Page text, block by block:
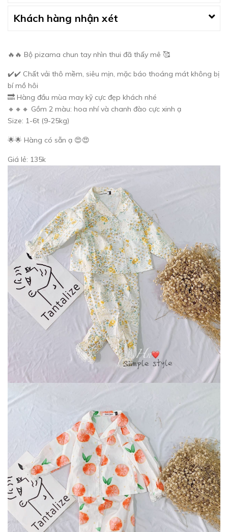
Khách hàng nhận xét
🔥🔥 Bộ pizama chun tay nhìn thui đã thấy mê 🥰
✔️✔️ Chất vải thô mềm, siêu mịn, mặc báo thoáng mát không bị
bí mồ hôi
🔜 Hàng đầu mùa may kỹ cực đẹp khách nhé
🔸🔸🔸 Gồm 2 màu: hoa nhí và chanh đào cực xinh ạ
Size: 1-6t (9-25kg)
🌟🌟 Hàng có sẵn ạ 😍😍
Giá lẻ: 135k